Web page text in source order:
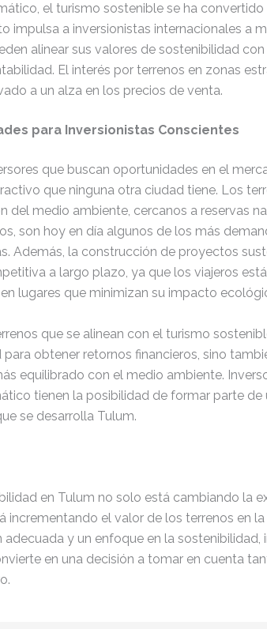
el turismo sostenible se ha
impulsa a inversionistas internacionales a
alinear sus valores de sostenibilidad
El interés por terrenos en zonas
a un alza en los precios de venta.
para Inversionistas Conscientes
que buscan oportunidades en el
que ninguna otra ciudad tiene. Los
del medio ambiente, cercanos a reservas
son hoy en día algunos de los más
Además, la construcción de proyectos
a largo plazo, ya que los viajeros
lugares que minimizan su impacto
que se alinean con el turismo
obtener retornos financieros, sino
equilibrado con el medio ambiente.
tienen la posibilidad de formar parte de
se desarrolla Tulum.
en Tulum no solo está cambiando la
incrementando el valor de los terrenos en la
adecuada y un enfoque en la sostenibilidad,
en una decisión a tomar en cuenta